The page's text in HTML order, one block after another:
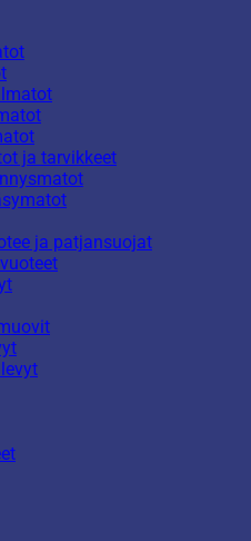
ja tarvikkeet
ja patjansuojat